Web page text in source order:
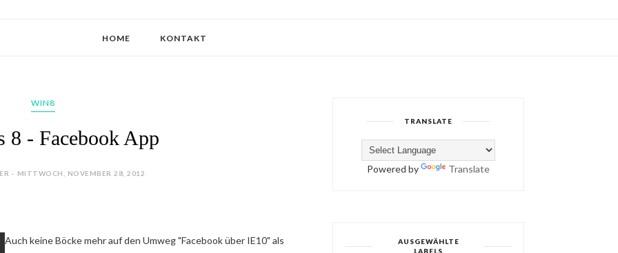
HOME KONTAKT
WIN8
8 - Facebook App
- MITTWOCH, NOVEMBER 28, 2012
Auch keine Böcke mehr auf den Umweg "Facebook über IE10" als
TRANSLATE
Powered by Translate
AUSGEWÄHLTE
LABELS